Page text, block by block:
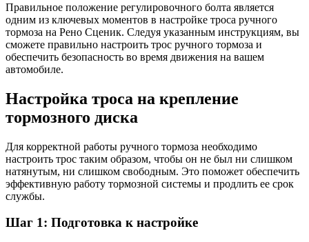
Правильное положение регулировочного болта является
одним из ключевых моментов в настройке троса ручного
тормоза на Рено Сценик. Следуя указанным инструкциям, вы
сможете правильно настроить трос ручного тормоза и
обеспечить безопасность во время движения на вашем
автомобиле.
Настройка троса на крепление
тормозного диска
Для корректной работы ручного тормоза необходимо
настроить трос таким образом, чтобы он не был ни слишком
натянутым, ни слишком свободным. Это поможет обеспечить
эффективную работу тормозной системы и продлить ее срок
службы.
Шаг 1: Подготовка к настройке